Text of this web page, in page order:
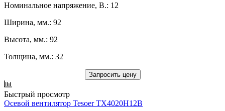
Номинальное напряжение, В.: 12
Ширина, мм.: 92
Высота, мм.: 92
Толщина, мм.: 32
Запросить цену
Быстрый просмотр
Осевой вентилятор Tesoer TX4020H12B